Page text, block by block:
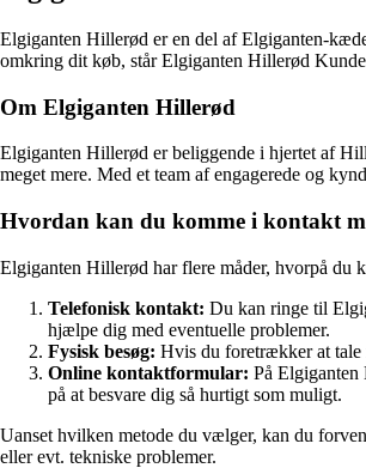
Elgiganten Hillerød er en del af Elgiganten-
omkring dit køb, står Elgiganten Hillerød
Om Elgiganten Hillerød
Elgiganten Hillerød er beliggende i hjertet af
meget mere. Med et team af engagerede og
Hvordan kan du komme i kontakt
Elgiganten Hillerød har flere måder, hvorpå du
Telefonisk kontakt: Du kan ringe til
hjælpe dig med eventuelle problemer.
Fysisk besøg: Hvis du foretrækker at
Online kontaktformular: På Elgiganten
på at besvare dig så hurtigt som muligt.
Uanset hvilken metode du vælger, kan du
eller evt. tekniske problemer.